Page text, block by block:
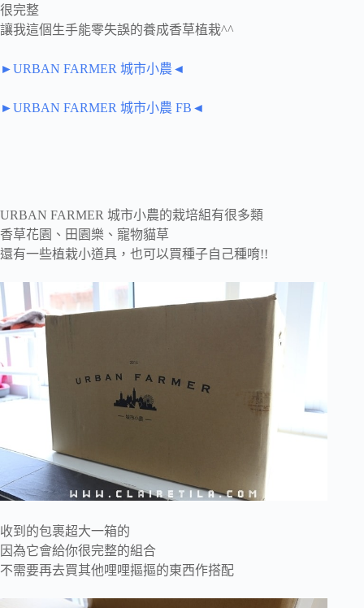
很完整
讓我這個生手能零失誤的養成香草植栽^^
►URBAN FARMER 城市小農◄
►URBAN FARMER 城市小農 FB◄
URBAN FARMER 城市小農的栽培組有很多類
香草花園、田園樂、寵物貓草
還有一些植栽小道具，也可以買種子自己種唷!!
收到的包裹超大一箱的
因為它會給你很完整的組合
不需要再去買其他哩哩摳摳的東西作搭配